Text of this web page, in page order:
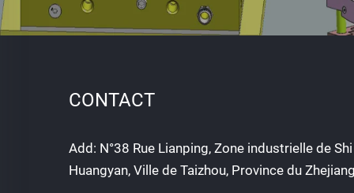
CONTACT
Add: N°38 Rue Lianping, Zone industrielle de
Huangyan, Ville de Taizhou, Province du